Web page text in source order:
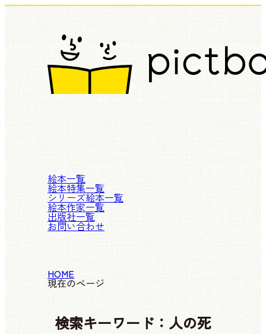
絵本一覧
絵本特集一覧
シリーズ絵本一覧
絵本作家一覧
出版社一覧
お問い合わせ
HOME
現在のページ
検索キーワード： 人の死